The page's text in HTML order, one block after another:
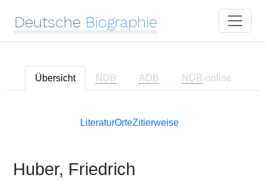
Deutsche Biographie
Übersicht NDB ADB NDB-online
LiteraturOrteZitierweise
Huber, Friedrich